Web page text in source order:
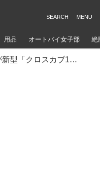
用品 オートバイ女子部 絶
ホンダが新型「クロスカブ110」を大阪MCS2022で初お披露目！ しかも いきなりカスタム車が登場、あらゆる角度でチェック